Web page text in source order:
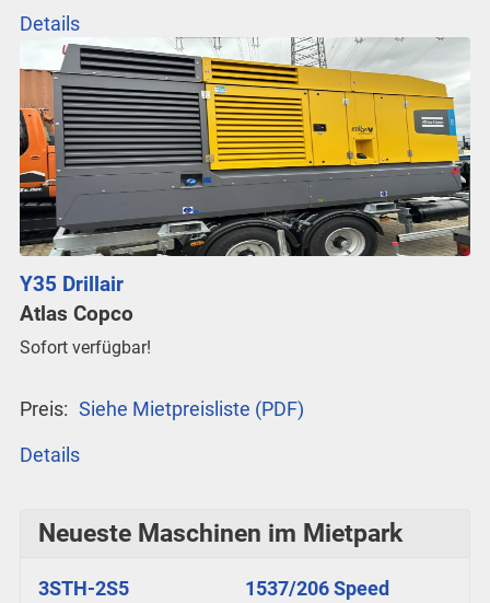
Details
Y35 Drillair
Atlas Copco
Sofort verfügbar!
Preis: Siehe Mietpreisliste (PDF)
Details
Neueste Maschinen im Mietpark
3STH-2S5
1537/206 Speed